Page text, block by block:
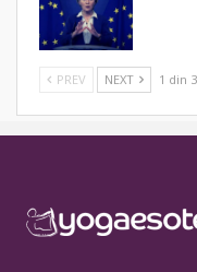
PREV NEXT 1 din